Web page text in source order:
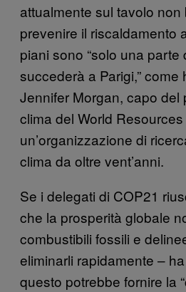
attualmente sul tavolo
prevenire il riscaldamento
piani sono “solo una parte
succederà a Parigi,” come
Jennifer Morgan, capo del
clima del World
un’organizzazione di
clima da oltre vent’anni.
Se i delegati di COP21
che la prosperità globale
combustibili fossili e
eliminarli rapidamente –
questo potrebbe fornire la